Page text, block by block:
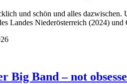
und schön und alles
Landes Niederösterreich (2024)
Big Band – not